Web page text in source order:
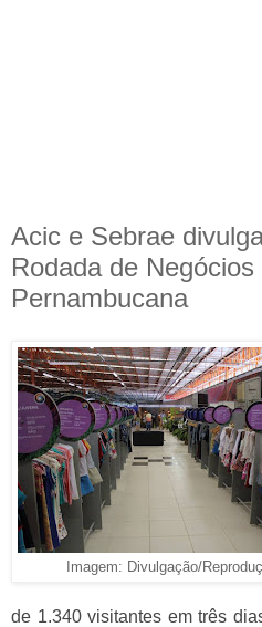
Acic e Sebrae
Rodada de
Pernambucana
Imagem: Divulgação/
de 1.340 visitantes em três